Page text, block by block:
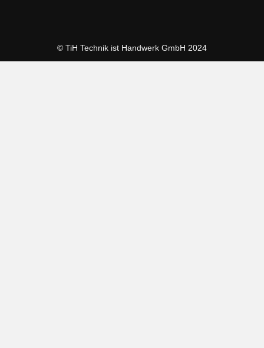
© TiH Technik ist Handwerk GmbH 2024